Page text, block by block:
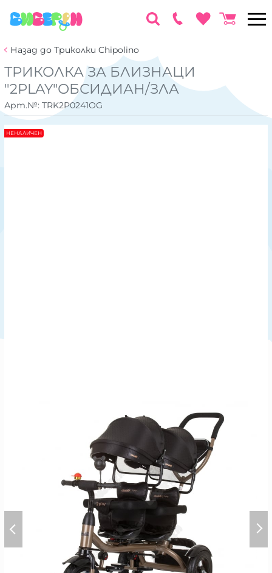
Назад до Триколки Chipolino
ТРИКОЛКА ЗА БЛИЗНАЦИ
"2PLAY"ОБСИДИАН/ЗЛА
Арт.№: TRK2P0241OG
НЕНАЛИЧЕН